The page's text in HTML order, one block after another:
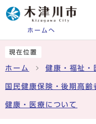
ホームへ
現在位置
ホーム 健康・福祉・
国民健康保険・後期高齢
健康・医療について